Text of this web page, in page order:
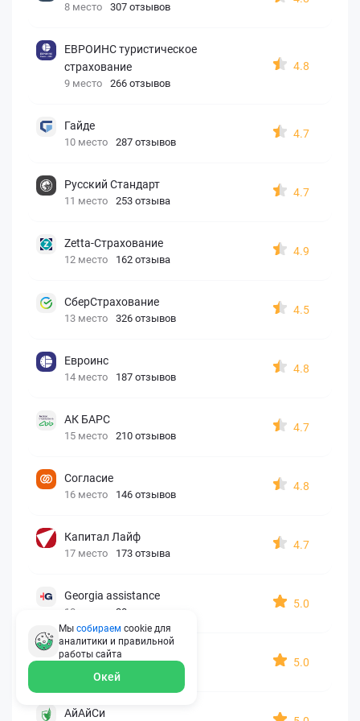
8 место 307 отзывов
ЕВРОИНС туристическое
страхование
9 место 266 отзывов
4.8
Гайде
10 место 287 отзывов
4.7
Русский Стандарт
11 место 253 отзыва
4.7
Zetta-Страхование
12 место 162 отзыва
4.9
СберСтрахование
13 место 326 отзывов
4.5
Евроинс
14 место 187 отзывов
4.8
АК БАРС
15 место 210 отзывов
4.7
Согласие
16 место 146 отзывов
4.8
Капитал Лайф
17 место 173 отзыва
4.7
Georgia assistance
18 место 30 отзывов
5.0
Д2 Страхование
19 место 10 отзывов
5.0
АйАйСи
Мы собираем cookie для
аналитики и правильной
работы сайта
Окей